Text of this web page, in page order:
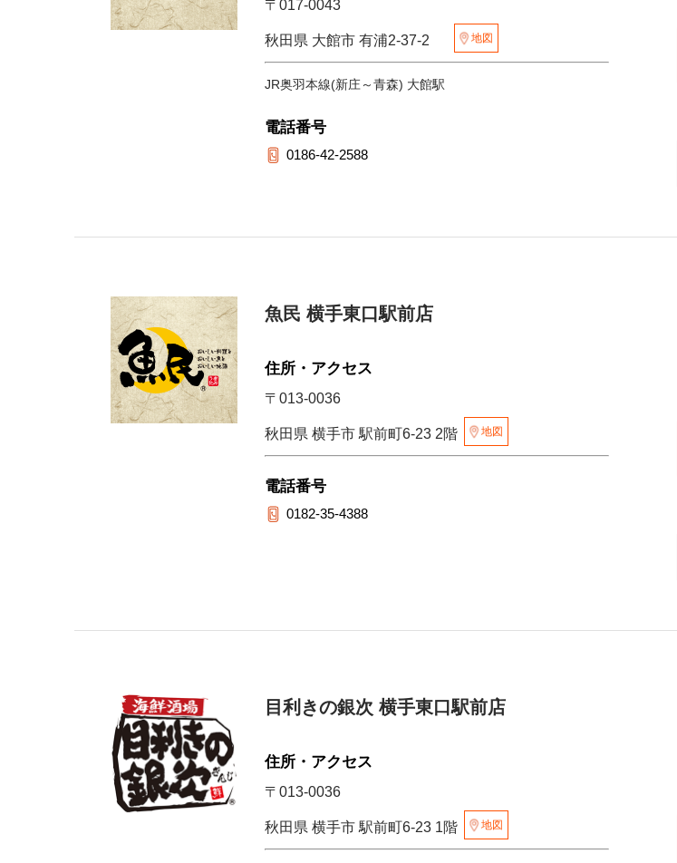
〒017-0043
秋田県 大館市 有浦2-37-2 地図
JR奥羽本線(新庄～青森) 大館駅
電話番号
0186-42-2588
魚民 横手東口駅前店
住所・アクセス
〒013-0036
秋田県 横手市 駅前町6-23 2階 地図
電話番号
0182-35-4388
目利きの銀次 横手東口駅前店
住所・アクセス
〒013-0036
秋田県 横手市 駅前町6-23 1階 地図